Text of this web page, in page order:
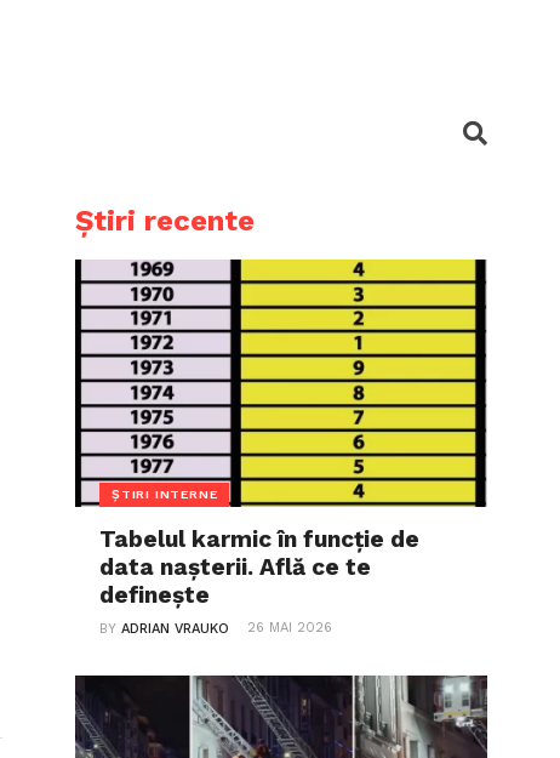
Știri recente
ȘTIRI INTERNE
Tabelul karmic în funcție de
data nașterii. Află ce te
definește
BYADRIAN VRAUKO 26 MAI 2026